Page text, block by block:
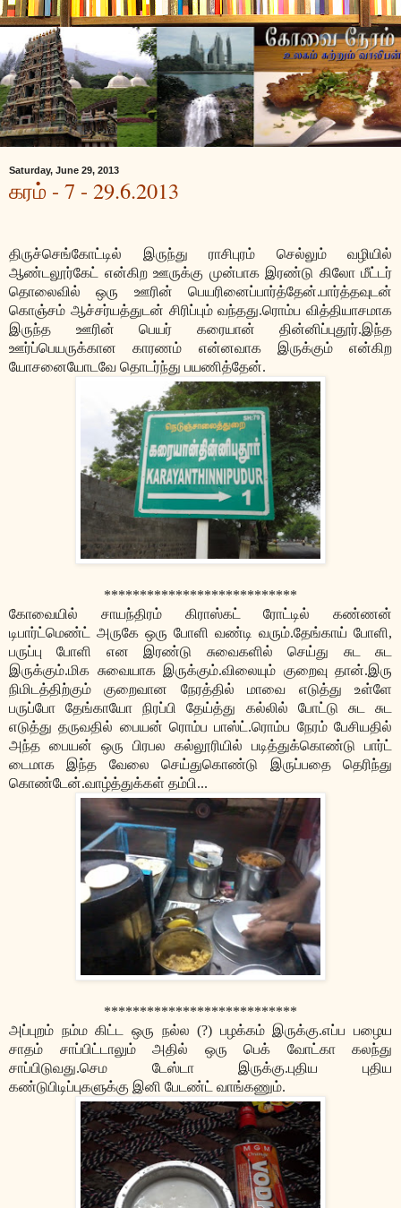
Saturday, June 29, 2013
கரம் - 7 - 29.6.2013
திருச்செங்கோட்டில் இருந்து ராசிபுரம் செல்லும் வழியில்
ஆண்டலூர்கேட் என்கிற ஊருக்கு முன்பாக இரண்டு கிலோ மீட்டர்
தொலைவில் ஒரு ஊரின் பெயரினைப்பார்த்தேன்.பார்த்தவுடன்
கொஞ்சம் ஆச்சர்யத்துடன் சிரிப்பும் வந்தது.ரொம்ப வித்தியாசமாக
இருந்த ஊரின் பெயர் கரையான் தின்னிப்புதூர்.இந்த
ஊர்ப்பெயருக்கான காரணம் என்னவாக இருக்கும் என்கிற
யோசனையோடவே தொடர்ந்து பயணித்தேன்.
***************************
கோவையில் சாயந்திரம் கிராஸ்கட் ரோட்டில் கண்ணன்
டிபார்ட்மெண்ட் அருகே ஒரு போளி வண்டி வரும்.தேங்காய் போளி,
பருப்பு போளி என இரண்டு சுவைகளில் செய்து சுட சுட
இருக்கும்.மிக சுவையாக இருக்கும்.விலையும் குறைவு தான்.இரு
நிமிடத்திற்கும் குறைவான நேரத்தில் மாவை எடுத்து உள்ளே
பருப்போ தேங்காயோ நிரப்பி தேய்த்து கல்லில் போட்டு சுட சுட
எடுத்து தருவதில் பையன் ரொம்ப பாஸ்ட்.ரொம்ப நேரம் பேசியதில்
அந்த பையன் ஒரு பிரபல கல்லூரியில் படித்துக்கொண்டு பார்ட்
டைமாக இந்த வேலை செய்துகொண்டு இருப்பதை தெரிந்து
கொண்டேன்.வாழ்த்துக்கள் தம்பி...
***************************
அப்புறம் நம்ம கிட்ட ஒரு நல்ல (?) பழக்கம் இருக்கு.எப்ப பழைய
சாதம் சாப்பிட்டாலும் அதில் ஒரு பெக் வோட்கா கலந்து
சாப்பிடுவது.செம டேஸ்டா இருக்கு.புதிய புதிய
கண்டுபிடிப்புகளுக்கு இனி பேடண்ட் வாங்கணும்.